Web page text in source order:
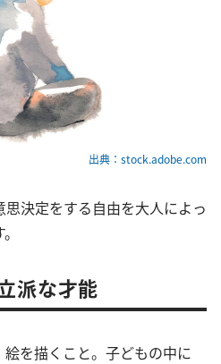
出典：stock.adobe.com
決定をする自由を大人によっ
派な才能
を描くこと。子どもの中に